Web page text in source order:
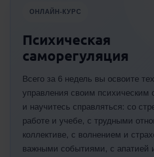
ОНЛАЙН-КУРС
Психическая
саморегуляция
Всего за 6 недель вы освоите
управления своим психическим
и научитесь справляться: со
работе и учебе, с трудными
коллективе, с волнением и
важными событиями, с апатией